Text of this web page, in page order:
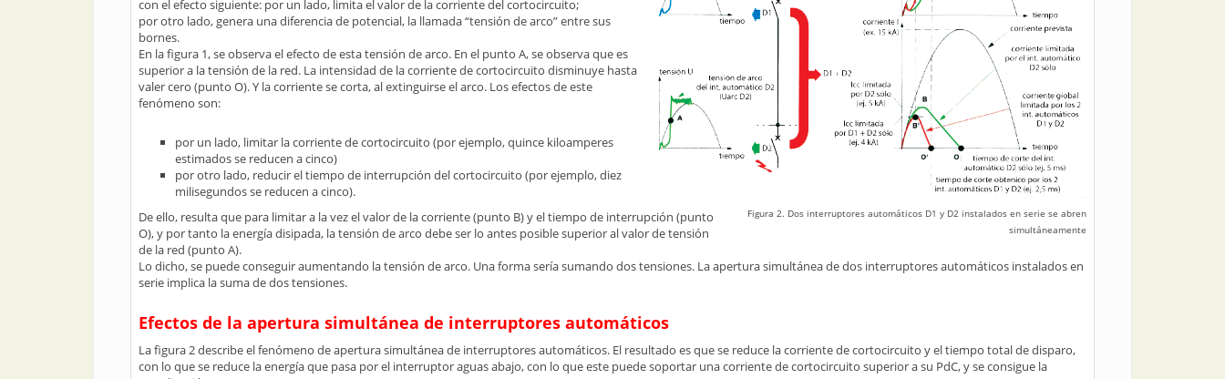
Figura 2. Dos interruptores automáticos D1 y D2 instalados en serie se abren
simultáneamente
con el efecto siguiente: por un lado, limita el valor de la corriente del cortocircuito;
por otro lado, genera una diferencia de potencial, la llamada “tensión de arco” entre sus
bornes.
En la figura 1, se observa el efecto de esta tensión de arco. En el punto A, se observa que es
superior a la tensión de la red. La intensidad de la corriente de cortocircuito disminuye hasta
valer cero (punto O). Y la corriente se corta, al extinguirse el arco. Los efectos de este
fenómeno son:
por un lado, limitar la corriente de cortocircuito (por ejemplo, quince kiloamperes
estimados se reducen a cinco)
por otro lado, reducir el tiempo de interrupción del cortocircuito (por ejemplo, diez
milisegundos se reducen a cinco).
De ello, resulta que para limitar a la vez el valor de la corriente (punto B) y el tiempo de interrupción (punto
O), y por tanto la energía disipada, la tensión de arco debe ser lo antes posible superior al valor de tensión
de la red (punto A).
Lo dicho, se puede conseguir aumentando la tensión de arco. Una forma sería sumando dos tensiones. La apertura simultánea de dos interruptores automáticos instalados en
serie implica la suma de dos tensiones.
Efectos de la apertura simultánea de interruptores automáticos
La figura 2 describe el fenómeno de apertura simultánea de interruptores automáticos. El resultado es que se reduce la corriente de cortocircuito y el tiempo total de disparo,
con lo que se reduce la energía que pasa por el interruptor aguas abajo, con lo que este puede soportar una corriente de cortocircuito superior a su PdC, y se consigue la